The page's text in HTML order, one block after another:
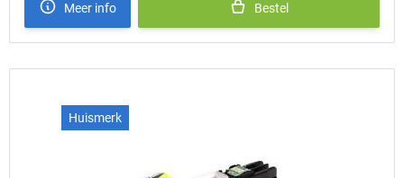
Meer info Bestel
Huismerk